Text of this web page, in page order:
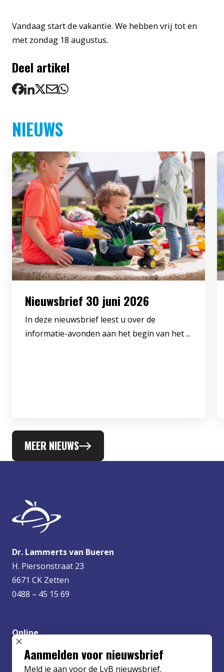
Vandaag start de vakantie. We hebben vrij tot en
met zondag 18 augustus.
Deel artikel
NIEUWS
Nieuwsbrief 30 juni 2026
In deze nieuwsbrief leest u over de
informatie-avonden aan het begin van het ...
MEER NIEUWS
Dr. Lammerts van Bueren
H. Piersonstraat 23
6671 CK Zetten
0488 – 45 15 69
Online
info@lvbueren.nl
SLUIT POPUP
Aanmelden voor nieuwsbrief
Meld je aan voor de LvB nieuwsbrief.